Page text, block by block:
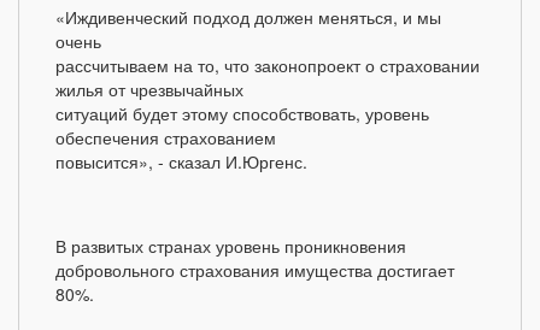
«Иждивенческий подход должен меняться, и мы
очень
рассчитываем на то, что законопроект о страховании
жилья от чрезвычайных
ситуаций будет этому способствовать, уровень
обеспечения страхованием
повысится», - сказал И.Юргенс.
В развитых странах уровень проникновения
добровольного страхования имущества достигает
80%.